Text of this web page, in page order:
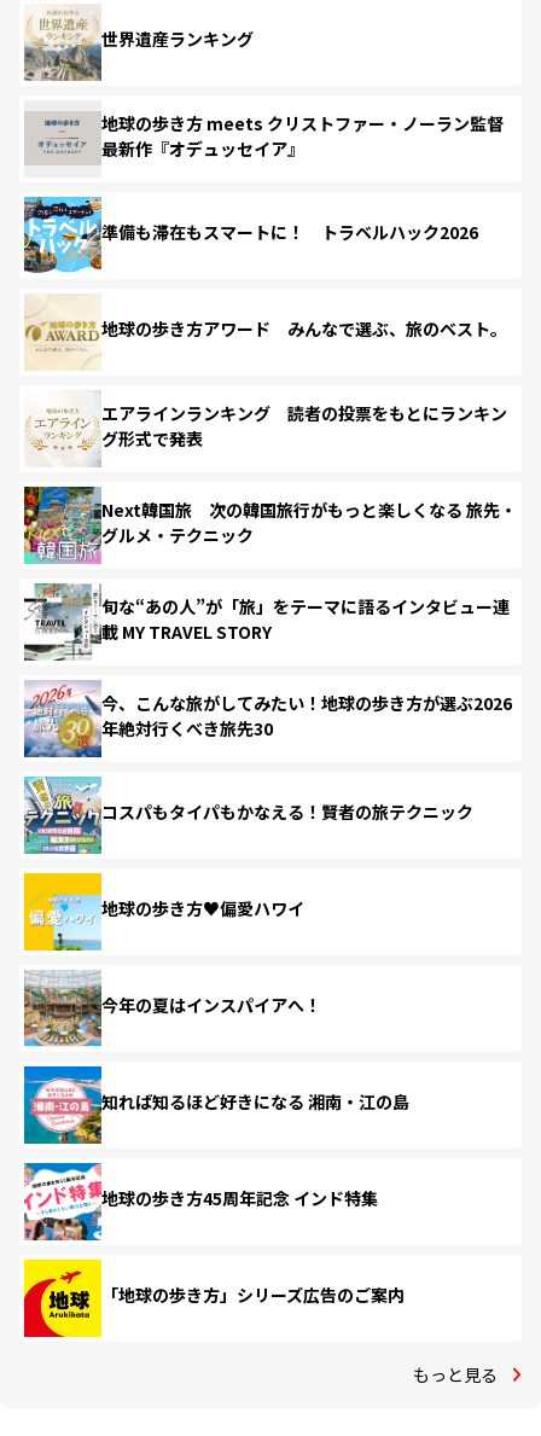
世界遺産ランキング
地球の歩き方 meets クリストファー・ノーラン監督
最新作『オデュッセイア』
準備も滞在もスマートに！ トラベルハック2026
地球の歩き方アワード みんなで選ぶ、旅のベスト。
エアラインランキング 読者の投票をもとにランキン
グ形式で発表
Next韓国旅 次の韓国旅行がもっと楽しくなる 旅先・
グルメ・テクニック
旬な“あの人”が「旅」をテーマに語るインタビュー連
載 MY TRAVEL STORY
今、こんな旅がしてみたい！地球の歩き方が選ぶ2026
年絶対行くべき旅先30
コスパもタイパもかなえる！賢者の旅テクニック
地球の歩き方♥偏愛ハワイ
今年の夏はインスパイアへ！
知れば知るほど好きになる 湘南・江の島
地球の歩き方45周年記念 インド特集
「地球の歩き方」シリーズ広告のご案内
もっと見る